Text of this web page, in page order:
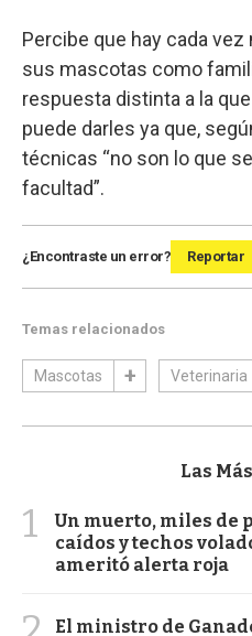
Percibe que hay cada
sus mascotas como
respuesta distinta a la
puede darles ya que,
técnicas “no son lo que
facultad”.
¿Encontraste un error? Reportar
Temas relacionados
Mascotas Veterinaria
Las
1
Un muerto, miles de
caídos y techos
ameritó alerta roja
El ministro de